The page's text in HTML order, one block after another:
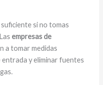
suficiente si no tomas
empresas de
a tomar medidas
y eliminar fuentes